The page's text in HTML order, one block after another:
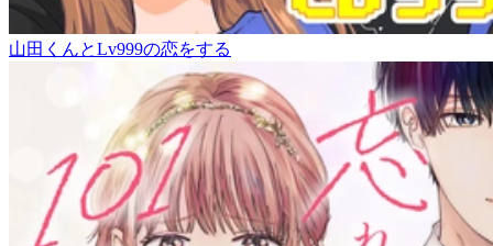
山田くんとLv999の恋をする